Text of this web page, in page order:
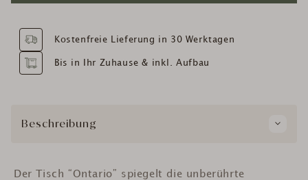
Kostenfreie Lieferung in 30 Werktagen
Bis in Ihr Zuhause & inkl. Aufbau
Beschreibung
Der Tisch “Ontario” spiegelt die unberührte